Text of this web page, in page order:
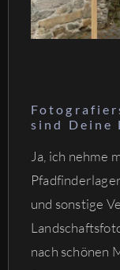
sind Deine
Ja, ich nehme
und sonstige
nach schönen